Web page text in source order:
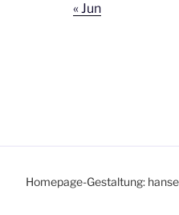
« Jun
Homepage-Gestaltung: